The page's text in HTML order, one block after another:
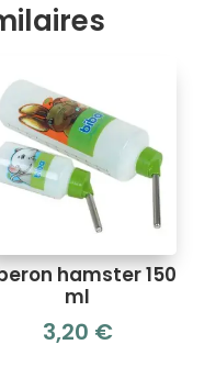
hamster 150
ml
3,20 €